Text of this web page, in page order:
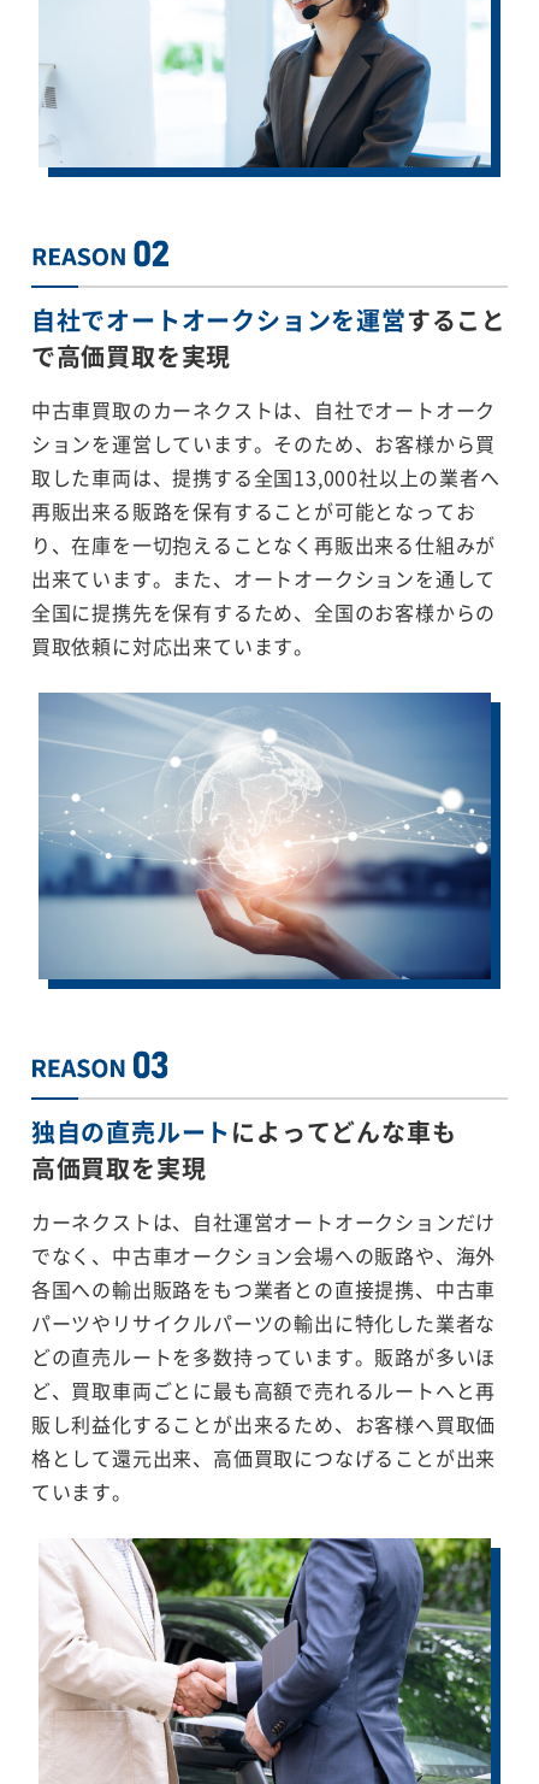
自社でオートオークションを運営すること
で高価買取を実現
中古車買取のカーネクストは、自社でオートオーク
ションを運営しています。そのため、お客様から買
取した車両は、提携する全国13,000社以上の業者へ
再販出来る販路を保有することが可能となってお
り、在庫を一切抱えることなく再販出来る仕組みが
出来ています。また、オートオークションを通して
全国に提携先を保有するため、全国のお客様からの
買取依頼に対応出来ています。
独自の直売ルートによってどんな車も
高価買取を実現
カーネクストは、自社運営オートオークションだけ
でなく、中古車オークション会場への販路や、海外
各国への輸出販路をもつ業者との直接提携、中古車
パーツやリサイクルパーツの輸出に特化した業者な
どの直売ルートを多数持っています。販路が多いほ
ど、買取車両ごとに最も高額で売れるルートへと再
販し利益化することが出来るため、お客様へ買取価
格として還元出来、高価買取につなげることが出来
ています。